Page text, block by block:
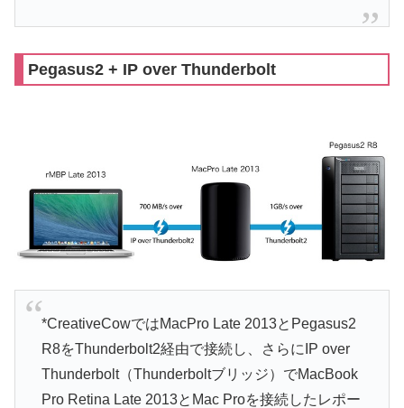
Pegasus2 + IP over Thunderbolt
*CreativeCowではMacPro Late 2013とPegasus2
R8をThunderbolt2経由で接続し、さらにIP over
Thunderbolt（Thunderboltブリッジ）でMacBook
Pro Retina Late 2013とMac Proを接続したレポー